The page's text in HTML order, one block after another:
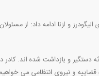
و ازنا ادامه داد: از
و بازداشت شده اند. کادر
و نیروی انتظامی می